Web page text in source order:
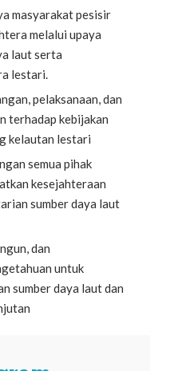
masyarakat pesisir
melalui upaya
laut serta
lestari.
pelaksanaan, dan
terhadap kebijakan
kelautan lestari
semua pihak
kesejahteraan
sumber daya laut
dan
untuk
sumber daya laut dan